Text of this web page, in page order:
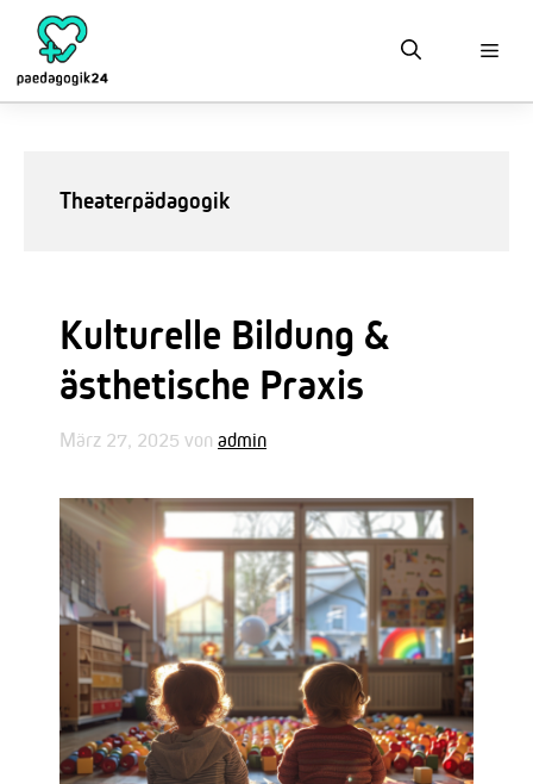
Inhalt
springen
Theaterpädagogik
Kulturelle Bildung &
ästhetische Praxis
März 27, 2025 von admin